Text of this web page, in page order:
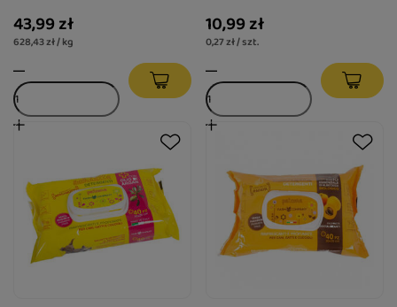
43,99 zł
628,43 zł / kg
10,99 zł
0,27 zł / szt.